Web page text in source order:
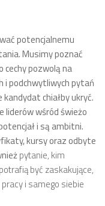
potencjalnemu
Musimy poznać
cechy pozwolą na
i podchwytliwych pytań
chiałby ukryć.
liderów wśród świeżo
i są ambitni.
kursy oraz odbyte
pytanie, kim
być zaskakujące,
i samego siebie